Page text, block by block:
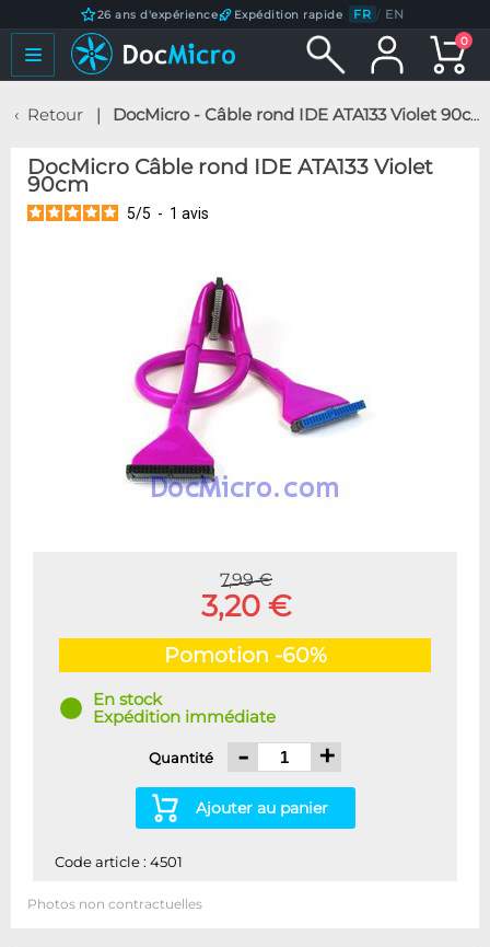
26 ans d'expérience Expédition rapide FR / EN
0
Retour DocMicro - Câble rond IDE ATA133 Violet 90cm
DocMicro Câble rond IDE ATA133 Violet
90cm
5/5 - 1 avis
7,99 €
3,20 €
Pomotion -60%
En stock
Expédition immédiate
Quantité - +
Ajouter au panier
Code article : 4501
Photos non contractuelles